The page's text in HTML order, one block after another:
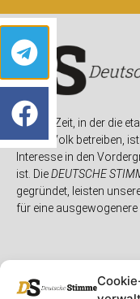
In einer Zeit, in der die
eigene Volk betreiben,
Interesse in den
ist. DieDEUTSCHE
gegründet, leisten
für eine